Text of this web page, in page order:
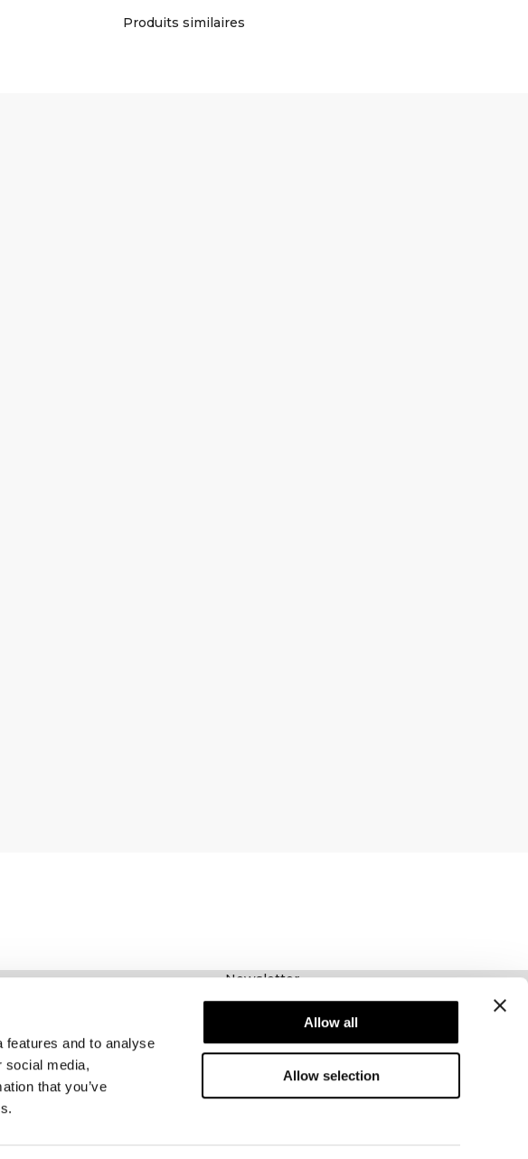
features and to analyse
social media,
that you’ve
Allow all
Allow selection
Produits similaires
Newsletter
Abonnez-vous à notre newsletter! Recevez des
offres exclusives, nos dernières nouvelles et
bien plus encore.